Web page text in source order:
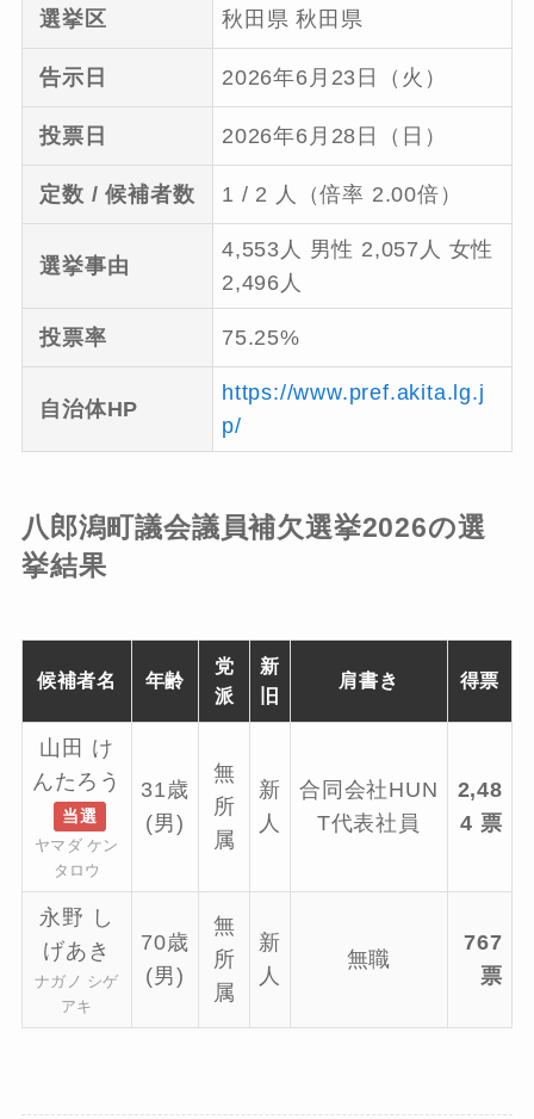
選挙区 秋田県 秋田県
告示日 2026年6月23日（火）
投票日 2026年6月28日（日）
定数 / 候補者数 1 / 2 人（倍率 2.00倍）
選挙事由
4,553人 男性 2,057人 女性
2,496人
投票率 75.25%
自治体HP
https://www.pref.akita.lg.j
p/
八郎潟町議会議員補欠選挙2026の選
挙結果
候補者名 年齢
党
派
新
旧
肩書き 得票
山田 け
んたろう
当選
ヤマダ ケン
タロウ
31歳
(男)
無
所
属
新
人
合同会社HUN
T代表社員
2,48
4 票
永野 し
げあき
ナガノ シゲ
アキ
70歳
(男)
無
所
属
新
人
無職
767
票